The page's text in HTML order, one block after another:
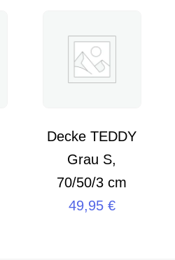
Decke TEDDY
Grau S,
70/50/3 cm
49,95 €